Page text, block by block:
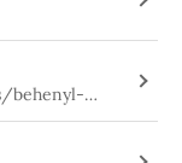
behenyl-